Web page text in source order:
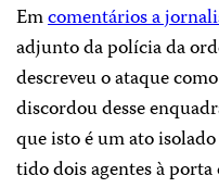
Emcomentários a
adjunto da polícia da
descreveu o ataque
discordou desse
que isto é um ato
tido dois agentes à